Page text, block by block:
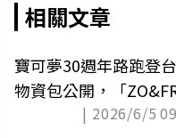
相關文章
寶可夢30週年路跑登
物資包公開，「
| 2026/6/5